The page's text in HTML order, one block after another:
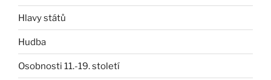
Hlavy států
Hudba
Osobnosti 11.-19. století